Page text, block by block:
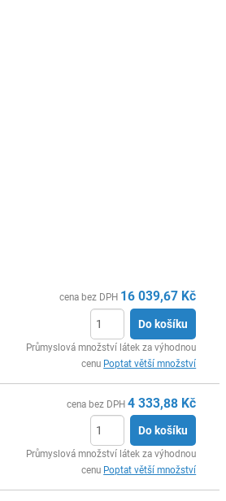
cena bez DPH 16 039,67 Kč
Do košíku
Průmyslová množství látek za výhodnou
cenu Poptat větší množství
cena bez DPH 4 333,88 Kč
Do košíku
Průmyslová množství látek za výhodnou
cenu Poptat větší množství